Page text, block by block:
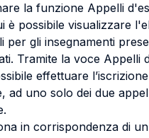
la funzione Appelli
è possibile visualizzare
per gli insegnamenti
Tramite la voce Appelli
effettuare
ad uno solo dei due
in corrispondenza di